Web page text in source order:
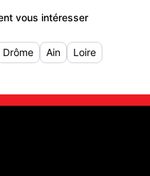
vous intéresser
Drôme Ain Loire